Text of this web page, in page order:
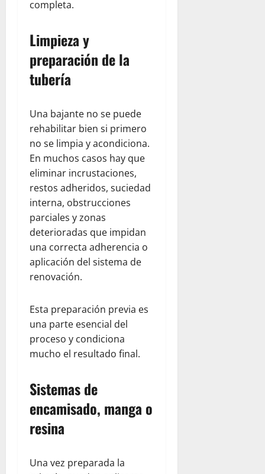
completa.
Limpieza y
preparación de la
tubería
Una bajante no se puede
rehabilitar bien si primero
no se limpia y acondiciona.
En muchos casos hay que
eliminar incrustaciones,
restos adheridos, suciedad
interna, obstrucciones
parciales y zonas
deterioradas que impidan
una correcta adherencia o
aplicación del sistema de
renovación.
Esta preparación previa es
una parte esencial del
proceso y condiciona
mucho el resultado final.
Sistemas de
encamisado, manga o
resina
Una vez preparada la